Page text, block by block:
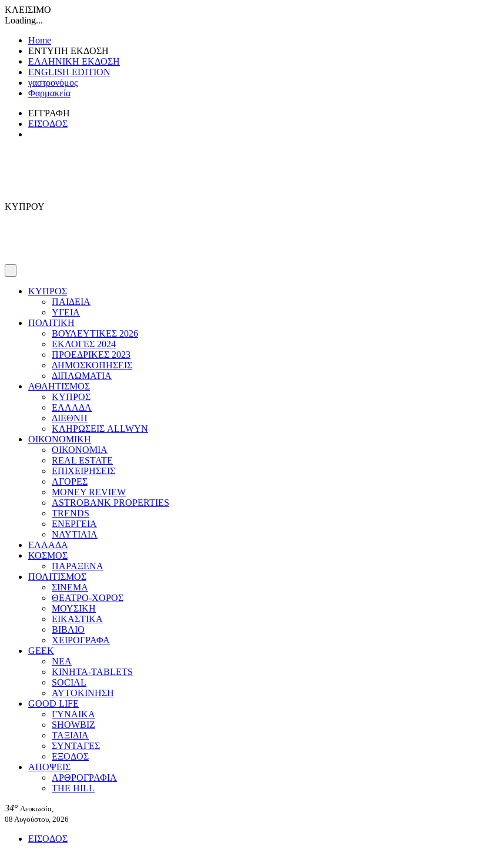
ΚΛΕΙΣΙΜΟ
Loading...
Home
ΕΝΤΥΠΗ ΕΚΔΟΣΗ
ΕΛΛΗΝΙΚΗ ΕΚΔΟΣΗ
ENGLISH EDITION
γαστρονόμος
Φαρμακεία
ΕΓΓΡΑΦΗ
ΕΙΣΟΔΟΣ
ΚΥΠΡΟΥ
ΚΥΠΡΟΣ
ΠΑΙΔΕΙΑ
ΥΓΕΙΑ
ΠΟΛΙΤΙΚΗ
ΒΟΥΛΕΥΤΙΚΕΣ 2026
ΕΚΛΟΓΕΣ 2024
ΠΡΟΕΔΡΙΚΕΣ 2023
ΔΗΜΟΣΚΟΠΗΣΕΙΣ
ΔΙΠΛΩΜΑΤΙΑ
ΑΘΛΗΤΙΣΜΟΣ
ΚΥΠΡΟΣ
ΕΛΛΑΔΑ
ΔΙΕΘΝΗ
ΚΛΗΡΩΣΕΙΣ ALLWYN
ΟΙΚΟΝΟΜΙΚΗ
ΟΙΚΟΝΟΜΙΑ
REAL ESTATE
ΕΠΙΧΕΙΡΗΣΕΙΣ
ΑΓΟΡΕΣ
MONEY REVIEW
ASTROBANK PROPERTIES
TRENDS
ΕΝΕΡΓΕΙΑ
ΝΑΥΤΙΛΙΑ
ΕΛΛΑΔΑ
ΚΟΣΜΟΣ
ΠΑΡΑΞΕΝΑ
ΠΟΛΙΤΙΣΜΟΣ
ΣΙΝΕΜΑ
ΘΕΑΤΡΟ-ΧΟΡΟΣ
ΜΟΥΣΙΚΗ
ΕΙΚΑΣΤΙΚΑ
ΒΙΒΛΙΟ
ΧΕΙΡΟΓΡΑΦΑ
GEEK
ΝΕΑ
ΚΙΝΗΤΑ-TABLETS
SOCIAL
ΑΥΤΟΚΙΝΗΣΗ
GOOD LIFE
ΓΥΝΑΙΚΑ
SHOWBIZ
ΤΑΞΙΔΙΑ
ΣΥΝΤΑΓΕΣ
ΕΞΟΔΟΣ
ΑΠΟΨΕΙΣ
ΑΡΘΡΟΓΡΑΦΙΑ
THE HILL
34° Λευκωσία,
08 Αυγούστου, 2026
ΕΙΣΟΔΟΣ